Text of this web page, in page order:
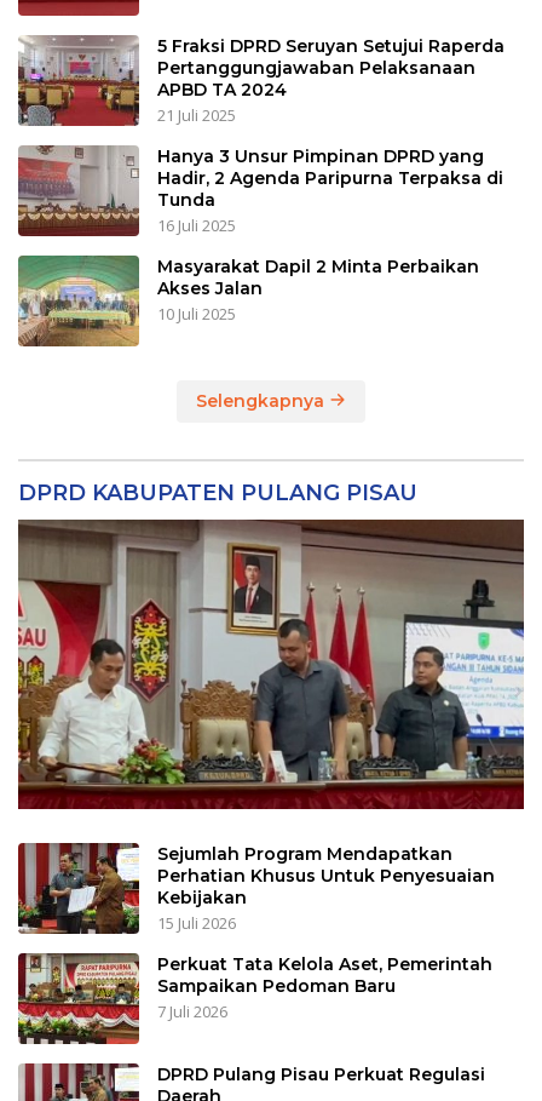
5 Fraksi DPRD Seruyan Setujui Raperda
Pertanggungjawaban Pelaksanaan
APBD TA 2024
21 Juli 2025
Hanya 3 Unsur Pimpinan DPRD yang
Hadir, 2 Agenda Paripurna Terpaksa di
Tunda
16 Juli 2025
Masyarakat Dapil 2 Minta Perbaikan
Akses Jalan
10 Juli 2025
Selengkapnya
DPRD KABUPATEN PULANG PISAU
Sejumlah Program Mendapatkan
Perhatian Khusus Untuk Penyesuaian
Kebijakan
15 Juli 2026
Perkuat Tata Kelola Aset, Pemerintah
Sampaikan Pedoman Baru
7 Juli 2026
DPRD Pulang Pisau Perkuat Regulasi
Daerah